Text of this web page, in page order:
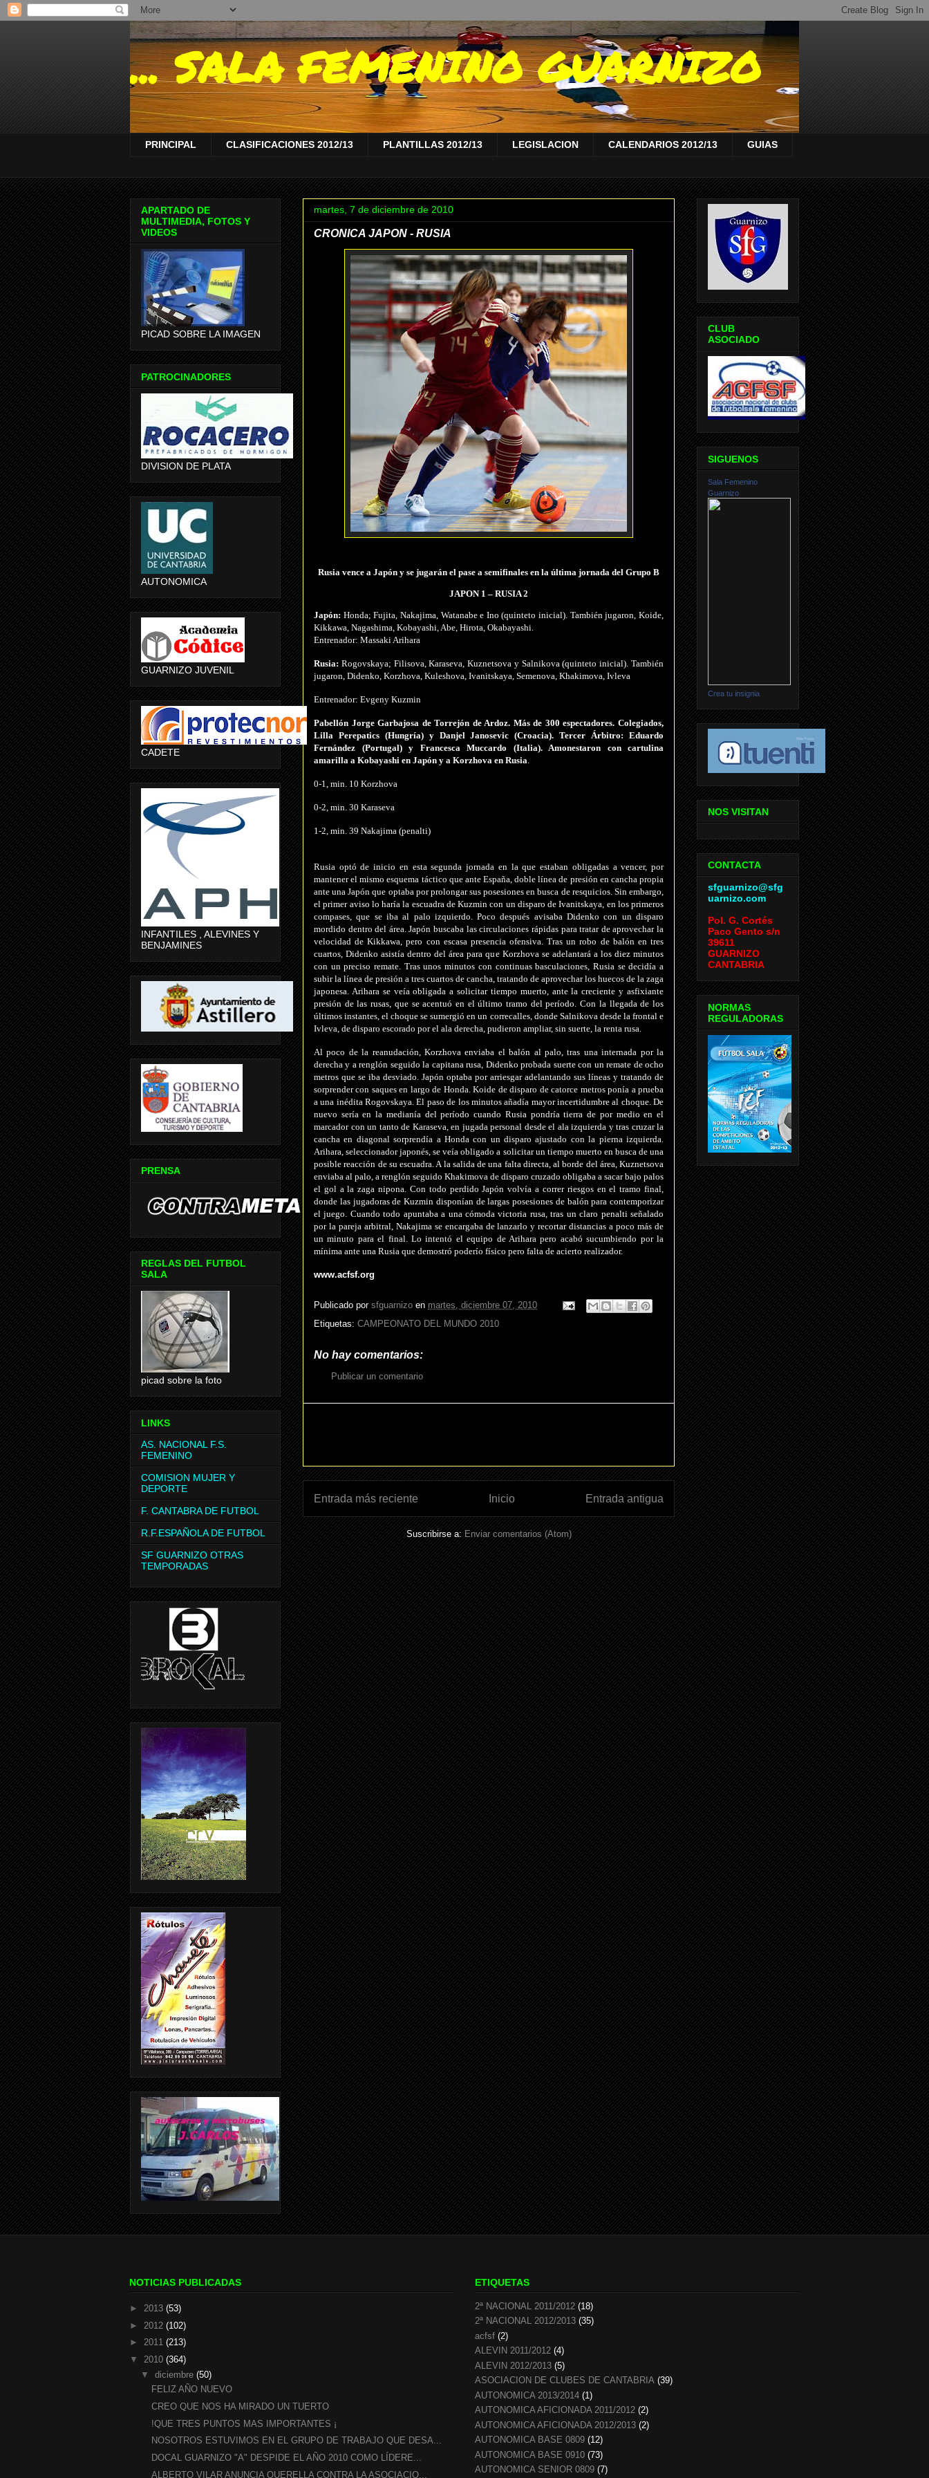
... SALA FEMENINO GUARNIZO
PRINCIPAL CLASIFICACIONES 2012/13 PLANTILLAS 2012/13 LEGISLACION CALENDARIOS 2012/13 GUIAS
martes, 7 de diciembre de 2010
CRONICA JAPON - RUSIA
Rusia vence a Japón y se jugarán el pase a semifinales en la última jornada del Grupo B
JAPON 1 – RUSIA 2
Japón: Honda; Fujita, Nakajima, Watanabe e Ino (quinteto inicial). También jugaron, Koide,
Kikkawa, Nagashima, Kobayashi, Abe, Hirota, Okabayashi.
Entrenador: Massaki Arihara
Rusia: Rogovskaya; Filisova, Karaseva, Kuznetsova y Salnikova (quinteto inicial). También
jugaron, Didenko, Korzhova, Kuleshova, Ivanitskaya, Semenova, Khakimova, Ivleva
Entrenador: Evgeny Kuzmin
Pabellón Jorge Garbajosa de Torrejón de Ardoz. Más de 300 espectadores. Colegiados,
Lilla Perepatics (Hungría) y Danjel Janosevic (Croacia). Tercer Árbitro: Eduardo
Fernández (Portugal) y Francesca Muccardo (Italia). Amonestaron con cartulina
amarilla a Kobayashi en Japón y a Korzhova en Rusia
0-1, min. 10 Korzhova
0-2, min. 30 Karaseva
1-2, min. 39 Nakajima (penalti)
Rusia optó de inicio en esta segunda jornada en la que estaban obligadas a vencer, por
mantener el mismo esquema táctico que ante España, doble línea de presión en cancha propia
ante una Japón que optaba por prolongar sus posesiones en busca de resquicios. Sin embargo,
el primer aviso lo haría la escuadra de Kuzmin con un disparo de Ivanitskaya, en los primeros
compases, que se iba al palo izquierdo. Poco después avisaba Didenko con un disparo
mordido dentro del área. Japón buscaba las circulaciones rápidas para tratar de aprovechar la
velocidad de Kikkawa, pero con escasa presencia ofensiva. Tras un robo de balón en tres
cuartos, Didenko asistía dentro del área para que Korzhova se adelantará a los diez minutos
con un preciso remate. Tras unos minutos con continuas basculaciones, Rusia se decidía a
subir la línea de presión a tres cuartos de cancha, tratando de aprovechar los huecos de la zaga
japonesa. Arihara se veía obligada a solicitar tiempo muerto, ante la creciente y asfixiante
presión de las rusas, que se acentuó en el último tramo del período. Con la llegada de los
últimos instantes, el choque se sumergió en un correcalles, donde Salnikova desde la frontal e
Ivleva, de disparo escorado por el ala derecha, pudieron ampliar, sin suerte, la renta rusa.
Al poco de la reanudación, Korzhova enviaba el balón al palo, tras una internada por la
derecha y a renglón seguido la capitana rusa, Didenko probada suerte con un remate de ocho
metros que se iba desviado. Japón optaba por arriesgar adelantando sus líneas y tratando de
sorprender con saques en largo de Honda. Koide de disparo de catorce metros ponía a prueba
a una inédita Rogovskaya. El paso de los minutos añadía mayor incertidumbre al choque. De
nuevo sería en la medianía del período cuando Rusia pondría tierra de por medio en el
marcador con un tanto de Karaseva, en jugada personal desde el ala izquierda y tras cruzar la
cancha en diagonal sorprendía a Honda con un disparo ajustado con la pierna izquierda.
Arihara, seleccionador japonés, se veía obligado a solicitar un tiempo muerto en busca de una
posible reacción de su escuadra. A la salida de una falta directa, al borde del área, Kuznetsova
enviaba al palo, a renglón seguido Khakimova de disparo cruzado obligaba a sacar bajo palos
el gol a la zaga nipona. Con todo perdido Japón volvía a correr riesgos en el tramo final,
donde las jugadoras de Kuzmin disponían de largas posesiones de balón para contemporizar
el juego. Cuando todo apuntaba a una cómoda victoria rusa, tras un claro penalti señalado
por la pareja arbitral, Nakajima se encargaba de lanzarlo y recortar distancias a poco más de
un minuto para el final. Lo intentó el equipo de Arihara pero acabó sucumbiendo por la
mínima ante una Rusia que demostró poderío físico pero falta de acierto realizador.
www.acfsf.org
Publicado por sfguarnizo en martes, diciembre 07, 2010
Etiquetas: CAMPEONATO DEL MUNDO 2010
No hay comentarios:
Publicar un comentario
Entrada más reciente Entrada antigua
Inicio
Suscribirse a: Enviar comentarios (Atom)
APARTADO DE
MULTIMEDIA, FOTOS Y
VIDEOS
PICAD SOBRE LA IMAGEN
PATROCINADORES
DIVISION DE PLATA
AUTONOMICA
GUARNIZO JUVENIL
CADETE
INFANTILES , ALEVINES Y
BENJAMINES
PRENSA
REGLAS DEL FUTBOL
SALA
picad sobre la foto
LINKS
AS. NACIONAL F.S.
FEMENINO
COMISION MUJER Y
DEPORTE
F. CANTABRA DE FUTBOL
R.F.ESPAÑOLA DE FUTBOL
SF GUARNIZO OTRAS
TEMPORADAS
CLUB
ASOCIADO
SIGUENOS
Sala Femenino
Guarnizo
Crea tu insignia
NOS VISITAN
CONTACTA
sfguarnizo@sfg
uarnizo.com
Pol. G. Cortés
Paco Gento s/n
39611
GUARNIZO
CANTABRIA
NORMAS
REGULADORAS
NOTICIAS PUBLICADAS
► 2013 (53)
► 2012 (102)
► 2011 (213)
▼ 2010 (364)
▼ diciembre (50)
FELIZ AÑO NUEVO
CREO QUE NOS HA MIRADO UN TUERTO
!QUE TRES PUNTOS MAS IMPORTANTES ¡
NOSOTROS ESTUVIMOS EN EL GRUPO DE TRABAJO QUE DESA...
DOCAL GUARNIZO "A" DESPIDE EL AÑO 2010 COMO LÍDERE...
ALBERTO VILAR ANUNCIA QUERELLA CONTRA LA ASOCIACIO...
ETIQUETAS
2ª NACIONAL 2011/2012 (18)
2ª NACIONAL 2012/2013 (35)
acfsf (2)
ALEVIN 2011/2012 (4)
ALEVIN 2012/2013 (5)
ASOCIACION DE CLUBES DE CANTABRIA (39)
AUTONOMICA 2013/2014 (1)
AUTONOMICA AFICIONADA 2011/2012 (2)
AUTONOMICA AFICIONADA 2012/2013 (2)
AUTONOMICA BASE 0809 (12)
AUTONOMICA BASE 0910 (73)
AUTONOMICA SENIOR 0809 (7)